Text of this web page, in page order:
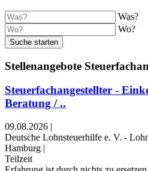
Was?
Wo?
Suche starten
Stellenangebote
Steuerfachangestellter -
Beratung / ..
09.08.2026 |
Deutsche Lohnsteuerhilfe e. V. -
Hamburg |
Teilzeit